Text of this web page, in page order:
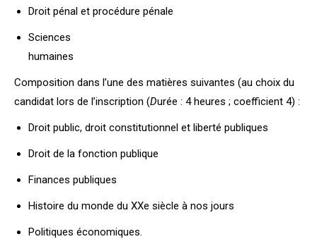
Droit pénal et procédure pénale
Sciences
humaines
Composition dans l’une des matières suivantes (au choix du
candidat lors de l’inscription (Durée : 4 heures ; coefficient 4) :
Droit public, droit constitutionnel et liberté publiques
Droit de la fonction publique
Finances publiques
Histoire du monde du XXe siècle à nos jours
Politiques économiques.